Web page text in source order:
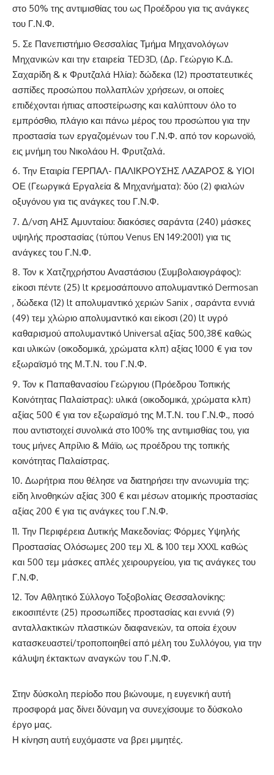
στο 50% της αντιμισθίας του ως Προέδρου για τις ανάγκες
του Γ.Ν.Φ.
Σε Πανεπιστήμιο Θεσσαλίας Τμήμα Μηχανολόγων
Μηχανικών και την εταιρεία TED3D, (Δρ. Γεώργιο Κ.Δ.
Σαχαρίδη & κ Φρυτζαλά Ηλία): δώδεκα (12) προστατευτικές
ασπίδες προσώπου πολλαπλών χρήσεων, οι οποίες
επιδέχονται ήπιας αποστείρωσης και καλύπτουν όλο το
εμπρόσθιο, πλάγιο και πάνω μέρος του προσώπου για την
προστασία των εργαζομένων του Γ.Ν.Φ. από τον κορωνοϊό,
εις μνήμη του Νικολάου Η. Φρυτζαλά.
Την Εταιρία ΓΕΡΠΑΛ- ΠΑΛΙΚΡΟΥΣΗΣ ΛΑΖΑΡΟΣ & ΥΙΟΙ
ΟΕ (Γεωργικά Εργαλεία & Μηχανήματα): δύο (2) φιαλών
οξυγόνου για τις ανάγκες του Γ.Ν.Φ.
Δ/νση ΑΗΣ Αμυνταίου: διακόσιες σαράντα (240) μάσκες
υψηλής προστασίας (τύπου Venus EN 149:2001) για τις
ανάγκες του Γ.Ν.Φ.
Τον κ Χατζηχρήστου Αναστάσιου (Συμβολαιογράφος):
είκοσι πέντε (25) lt κρεμοσάπουνο απολυμαντικό Dermosan
, δώδεκα (12) lt απολυμαντικό χεριών Sanix , σαράντα εννιά
(49) τεμ χλώριο απολυμαντικό και είκοσι (20) lt υγρό
καθαρισμού απολυμαντικό Universal αξίας 500,38€ καθώς
και υλικών (οικοδομικά, χρώματα κλπ) αξίας 1000 € για τον
εξωραϊσμό της Μ.Τ.Ν. του Γ.Ν.Φ.
Τον κ Παπαθανασίου Γεώργιου (Πρόεδρου Τοπικής
Κοινότητας Παλαίστρας): υλικά (οικοδομικά, χρώματα κλπ)
αξίας 500 € για τον εξωραϊσμό της Μ.Τ.Ν. του Γ.Ν.Φ., ποσό
που αντιστοιχεί συνολικά στο 100% της αντιμισθίας του, για
τους μήνες Απρίλιο & Μάϊο, ως προέδρου της τοπικής
κοινότητας Παλαίστρας.
Δωρήτρια που θέλησε να διατηρήσει την ανωνυμία της:
είδη λινοθηκών αξίας 300 € και μέσων ατομικής προστασίας
αξίας 200 € για τις ανάγκες του Γ.Ν.Φ.
Την Περιφέρεια Δυτικής Μακεδονίας: Φόρμες Υψηλής
Προστασίας Ολόσωμες 200 τεμ XL & 100 τεμ XXXL καθώς
και 500 τεμ μάσκες απλές χειρουργείου, για τις ανάγκες του
Γ.Ν.Φ.
Τον Αθλητικό Σύλλογο Τοξοβολίας Θεσσαλονίκης:
εικοσιπέντε (25) προσωπίδες προστασίας και εννιά (9)
ανταλλακτικών πλαστικών διαφανειών, τα οποία έχουν
κατασκευαστεί/τροποποιηθεί από μέλη του Συλλόγου, για την
κάλυψη έκτακτων αναγκών του Γ.Ν.Φ.
Στην δύσκολη περίοδο που βιώνουμε, η ευγενική αυτή
προσφορά μας δίνει δύναμη να συνεχίσουμε το δύσκολο
έργο μας.
Η κίνηση αυτή ευχόμαστε να βρει μιμητές.